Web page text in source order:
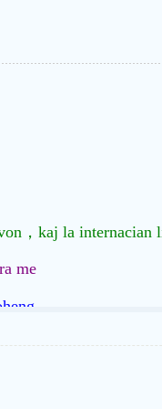
，kaj la internacian
me